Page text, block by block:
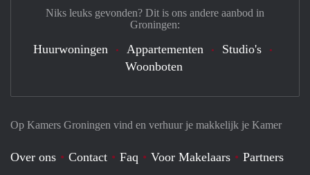
Op Kamers Groningen vind en verhuur je makkelijk je Kamer
Over ons Contact Faq Voor Makelaars Partners
Niks leuks gevonden? Dit is ons andere aanbod in
Groningen:
Huurwoningen Appartementen
Studio's
Woonboten